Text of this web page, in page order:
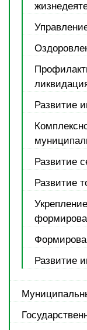
Развитие
Развитие
Развитие
Развитие